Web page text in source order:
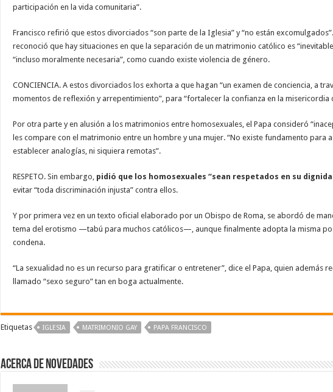
participación en la vida comunitaria”.
Francisco refirió que estos divorciados “son parte de la Iglesia” y “no están
reconoció que hay situaciones en que la separación de un matrimonio católico es
“incluso moralmente necesaria”, como cuando existe violencia de género.
CONCIENCIA. A estos divorciados los exhorta a que hagan “un examen de conciencia, a
momentos de reflexión y arrepentimiento”, para “fortalecer la confianza en la misericordia
Por otra parte y en alusión a los matrimonios entre homosexuales, el Papa consideró
les compare con el matrimonio entre un hombre y una mujer. “No existe fundamento para
establecer analogías, ni siquiera remotas”.
RESPETO. Sin embargo, pidió que los homosexuales “sean respetados en su
evitar “toda discriminación injusta” contra ellos.
Y por primera vez en un texto oficial elaborado por un Obispo de Roma, se abordó de
tema del erotismo —tabú para muchos católicos—, aunque finalmente adopta la misma
condena.
“La sexualidad no es un recurso para gratificar o entretener”, dice el Papa, quien además
llamado “sexo seguro” tan en boga actualmente.
Etiquetas IGLESIA MATRIMONIO GAY PAPA FRANCISCO
Acerca de NOVEDADES